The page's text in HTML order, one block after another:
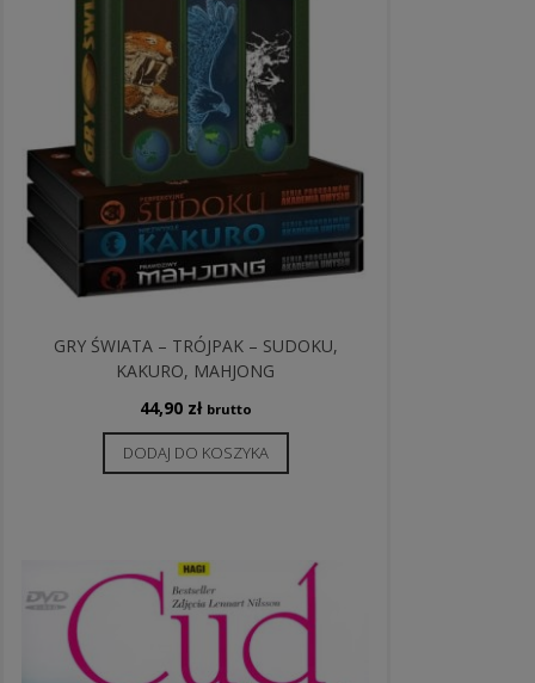
GRY ŚWIATA – TRÓJPAK – SUDOKU,
KAKURO, MAHJONG
44,90 zł brutto
DODAJ DO KOSZYKA